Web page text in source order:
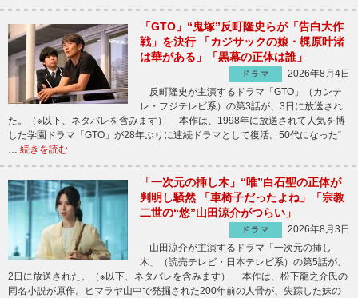
「GTO」“鬼塚”反町隆史らが「告白大作
戦」を決行 「カジサックの娘・梶原叶渚
は華がある」「黒幕の正体は誰」
ドラマ
2026年8月4日
反町隆史が主演するドラマ「GTO」（カンテ
レ・フジテレビ系）の第3話が、3日に放送され
た。（※以下、ネタバレを含みます） 本作は、1998年に放送されて人気を博
した学園ドラマ「GTO」が28年ぶりに連続ドラマとして復活。50代になった“
続きを読む
「一次元の挿し木」“唯”白石聖の正体が
判明し騒然 「車椅子だったよね」「宗教
二世の“悠”山田涼介がつらい」
ドラマ
2026年8月3日
山田涼介が主演するドラマ「一次元の挿し
木」（読売テレビ・日本テレビ系）の第5話が、
2日に放送された。（※以下、ネタバレを含みます） 本作は、松下龍之介氏の
同名小説が原作。ヒマラヤ山中で発掘された200年前の人骨が、失踪した妹の